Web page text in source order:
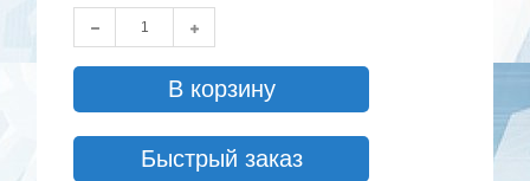
В корзину
Быстрый заказ